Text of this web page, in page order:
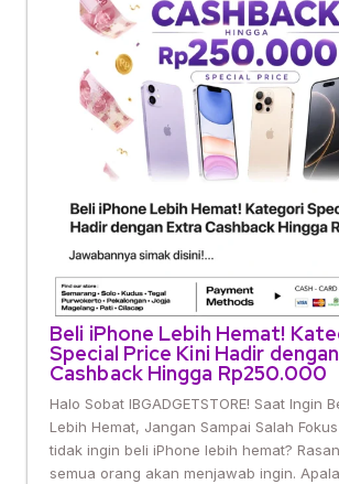
Beli iPhone Lebih Hemat!
Special Price Kini Hadir
Cashback Hingga Rp250.000
Halo Sobat IBGADGETSTORE! Saat Ingin
Lebih Hemat, Jangan Sampai Salah
tidak ingin beli iPhone lebih hemat?
semua orang akan menjawab ingin.